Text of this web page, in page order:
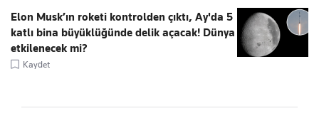
Elon Musk’ın roketi kontrolden çıktı, Ay'da 5
katlı bina büyüklüğünde delik açacak! Dünya
etkilenecek mi?
Kaydet